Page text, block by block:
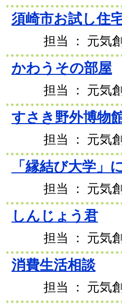
須崎市お試し住
担当 ： 元気
かわうその部屋
担当 ： 元気
すさき野外博物
担当 ： 元気
「縁結び大学」
担当 ： 元気
しんじょう君
担当 ： 元気
消費生活相談
担当 ： 元気